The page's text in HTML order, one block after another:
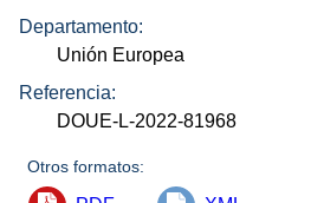
Departamento:
Unión Europea
Referencia:
DOUE-L-2022-81968
Otros formatos: